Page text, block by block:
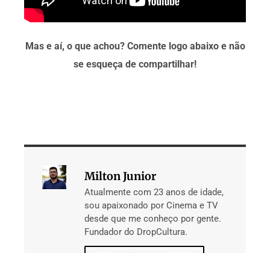
Mas e aí, o que achou? Comente logo abaixo e não
se esqueça de compartilhar!
Milton Junior
Atualmente com 23 anos de idade,
sou apaixonado por Cinema e TV
desde que me conheço por gente.
Fundador do DropCultura.